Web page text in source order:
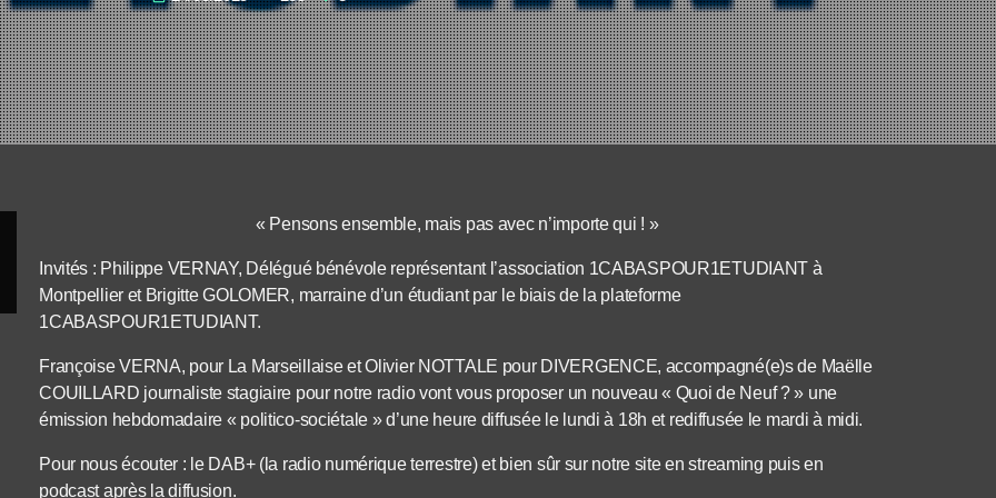
« Pensons ensemble, mais pas avec n’importe qui ! »
Invités : Philippe VERNAY, Délégué bénévole représentant l’association 1CABASPOUR1ETUDIANT à
Montpellier et Brigitte GOLOMER, marraine d’un étudiant par le biais de la plateforme
1CABASPOUR1ETUDIANT.
Françoise VERNA, pour La Marseillaise et Olivier NOTTALE pour DIVERGENCE, accompagné(e)s de Maëlle
COUILLARD journaliste stagiaire pour notre radio vont vous proposer un nouveau « Quoi de Neuf ? » une
émission hebdomadaire « politico-sociétale » d’une heure diffusée le lundi à 18h et rediffusée le mardi à midi.
Pour nous écouter : le DAB+ (la radio numérique terrestre) et bien sûr sur notre site en streaming puis en
podcast après la diffusion.